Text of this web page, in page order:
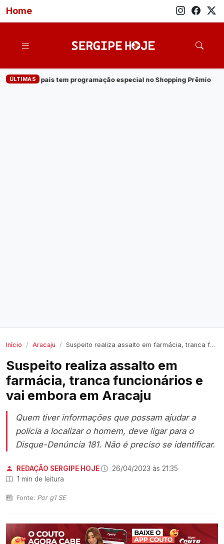
Home
ÚLTIMASPrêmio · Veja quem são os candidatos ao governo de
Início Aracaju Suspeito realiza assalto em farmácia, tranca funcionários e vai embora em Aracaju
Suspeito realiza assalto em
farmácia, tranca funcionários e
vai embora em Aracaju
Quem tiver informações que possam ajudar a
polícia a localizar o homem, deve ligar para o
Disque-Denúncia 181. Não é preciso se identificar.
REDAÇÃO SERGIPE HOJE· 26/04/2023 às 21:35·
1 min de leitura
Fonte: Por g1 SE